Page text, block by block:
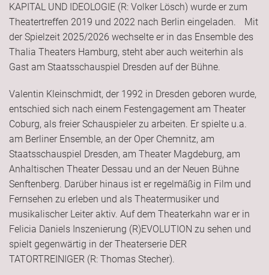
KAPITAL UND IDEOLOGIE (R: Volker Lösch) wurde er zum
Theatertreffen 2019 und 2022 nach Berlin eingeladen. Mit
der Spielzeit 2025/2026 wechselte er in das Ensemble des
Thalia Theaters Hamburg, steht aber auch weiterhin als
Gast am Staatsschauspiel Dresden auf der Bühne.
Valentin Kleinschmidt, der 1992 in Dresden geboren wurde,
entschied sich nach einem Festengagement am Theater
Coburg, als freier Schauspieler zu arbeiten. Er spielte u.a.
am Berliner Ensemble, an der Oper Chemnitz, am
Staatsschauspiel Dresden, am Theater Magdeburg, am
Anhaltischen Theater Dessau und an der Neuen Bühne
Senftenberg. Darüber hinaus ist er regelmäßig in Film und
Fernsehen zu erleben und als Theatermusiker und
musikalischer Leiter aktiv. Auf dem Theaterkahn war er in
Felicia Daniels Inszenierung (R)EVOLUTION zu sehen und
spielt gegenwärtig in der Theaterserie DER
TATORTREINIGER (R: Thomas Stecher).